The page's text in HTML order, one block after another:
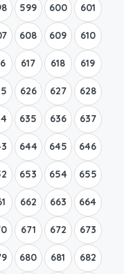
599 600 601
608 609 610
617 618 619
626 627 628
635 636 637
644 645 646
653 654 655
662 663 664
671 672 673
680 681 682